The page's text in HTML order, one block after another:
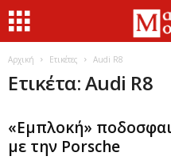
Αρχική Ετικέτες Audi R8
Ετικέτα: Audi R8
«Εμπλοκή»
με την Porsche